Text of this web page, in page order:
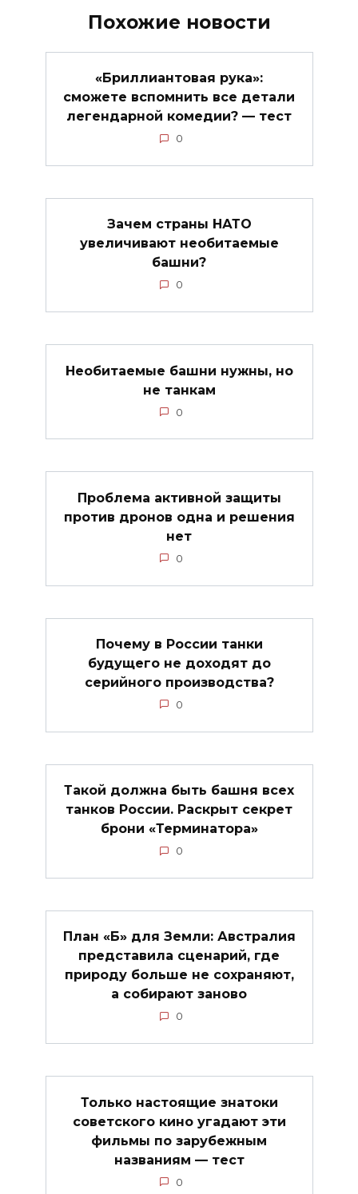
Похожие новости
«Бриллиантовая рука»:
сможете вспомнить все детали
легендарной комедии? — тест
0
Зачем страны НАТО
увеличивают необитаемые
башни?
0
Необитаемые башни нужны, но
не танкам
0
Проблема активной защиты
против дронов одна и решения
нет
0
Почему в России танки
будущего не доходят до
серийного производства?
0
Такой должна быть башня всех
танков России. Раскрыт секрет
брони «Терминатора»
0
План «Б» для Земли: Австралия
представила сценарий, где
природу больше не сохраняют,
а собирают заново
0
Только настоящие знатоки
советского кино угадают эти
фильмы по зарубежным
названиям — тест
0